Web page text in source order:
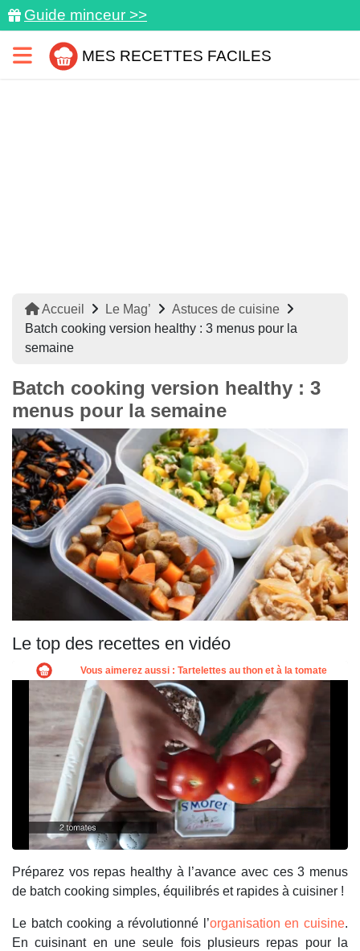
Guide minceur >>
MES RECETTES FACILES
Accueil Le Mag’
Astuces de cuisine
Batch cooking version healthy : 3 menus pour la
semaine
Batch cooking version healthy : 3
menus pour la semaine
Le top des recettes en vidéo
Préparez vos repas healthy à l’avance avec ces 3 menus
de batch cooking simples, équilibrés et rapides à cuisiner !
Le batch cooking a révolutionné l’organisation en cuisine.
En cuisinant en une seule fois plusieurs repas pour la